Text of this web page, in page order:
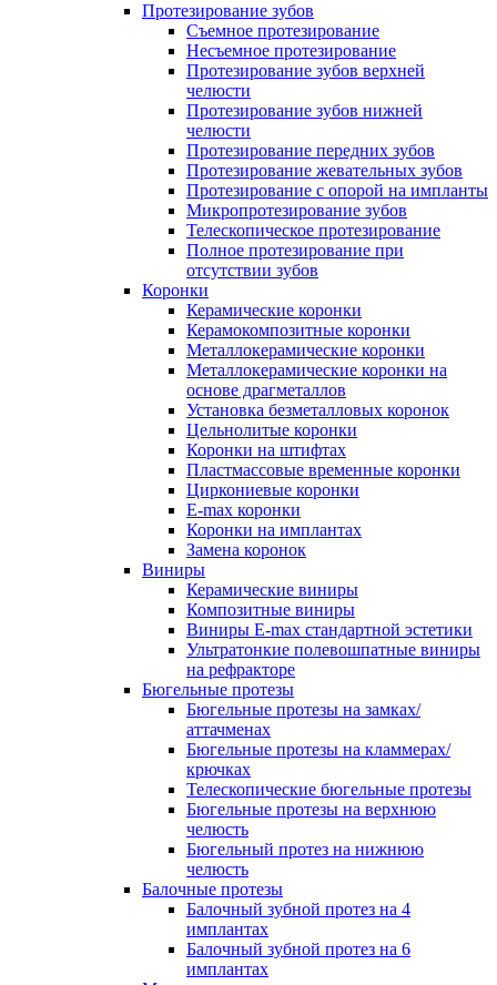
Протезирование зубов
Съемное протезирование
Несъемное протезирование
Протезирование зубов верхней
челюсти
Протезирование зубов нижней
челюсти
Протезирование передних зубов
Протезирование жевательных зубов
Протезирование с опорой на импланты
Микропротезирование зубов
Телескопическое протезирование
Полное протезирование при
отсутствии зубов
Коронки
Керамические коронки
Керамокомпозитные коронки
Металлокерамические коронки
Металлокерамические коронки на
основе драгметаллов
Установка безметалловых коронок
Цельнолитые коронки
Коронки на штифтах
Пластмассовые временные коронки
Циркониевые коронки
E-max коронки
Коронки на имплантах
Замена коронок
Виниры
Керамические виниры
Композитные виниры
Виниры E-max стандартной эстетики
Ультратонкие полевошпатные виниры
на рефракторе
Бюгельные протезы
Бюгельные протезы на замках/
аттачменах
Бюгельные протезы на кламмерах/
крючках
Телескопические бюгельные протезы
Бюгельные протезы на верхнюю
челюсть
Бюгельный протез на нижнюю
челюсть
Балочные протезы
Балочный зубной протез на 4
имплантах
Балочный зубной протез на 6
имплантах